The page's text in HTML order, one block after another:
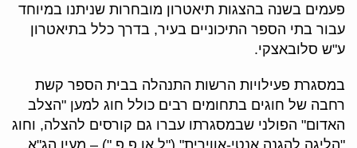
פעמים בשנה בהצגות תיאטרון מובחרות שניתנו במיוחד
עבור בתי הספר התיכוניים בעיר, בדרך כלל בתיאטרון
ע"ש סלובאצקי.
במסגרת פעילויות הרשות התנהלה בבית הספר קשת
רחבה של חוגים בתחומים רבים כולל חוג למען "הצלב
האדום" הפולני שבמסגרתו עברו גם קורסים להצלה, וחוג